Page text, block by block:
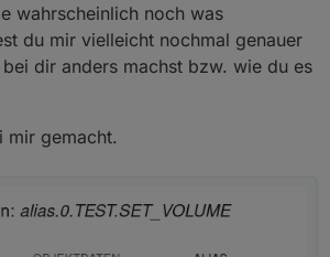
wahrscheinlich noch was
du mir vielleicht nochmal genauer
dir anders machst bzw. wie du es
mir gemacht.